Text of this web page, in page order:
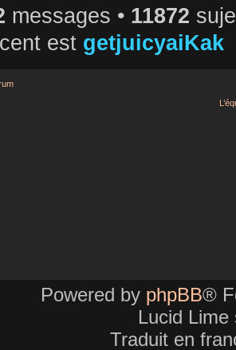
messages • 11872
est getjuicyaiKak
Powered by phpBB®
Lucid
Traduit en